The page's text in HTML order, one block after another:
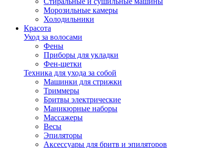
Морозильные камеры
Холодильники
Красота
Уход за волосами
Фены
Приборы для укладки
Фен-щетки
Техника для ухода за собой
Машинки для стрижки
Триммеры
Бритвы электрические
Маникюрные наборы
Массажеры
Весы
Эпиляторы
Аксессуары для бритв и эпиляторов